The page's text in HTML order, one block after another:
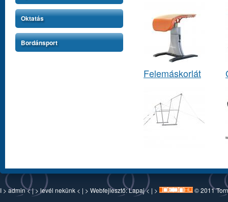
Felemáskorlát
Oktatás
Bordánsport
I >admin< | > levél nekünk < | > Webfejlesztő:Lapaj< | > © 2011